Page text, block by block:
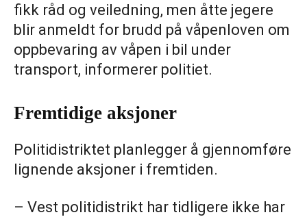
fikk råd og veiledning, men åtte jegere
blir anmeldt for brudd på våpenloven om
oppbevaring av våpen i bil under
transport, informerer politiet.
Fremtidige aksjoner
Politidistriktet planlegger å gjennomføre
lignende aksjoner i fremtiden.
– Vest politidistrikt har tidligere ikke har